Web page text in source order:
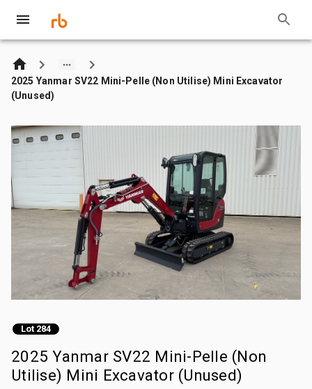
2025 Yanmar SV22 Mini-Pelle (Non Utilise) Mini Excavator
(Unused)
Lot 284
2025 Yanmar SV22 Mini-Pelle (Non
Utilise) Mini Excavator (Unused)